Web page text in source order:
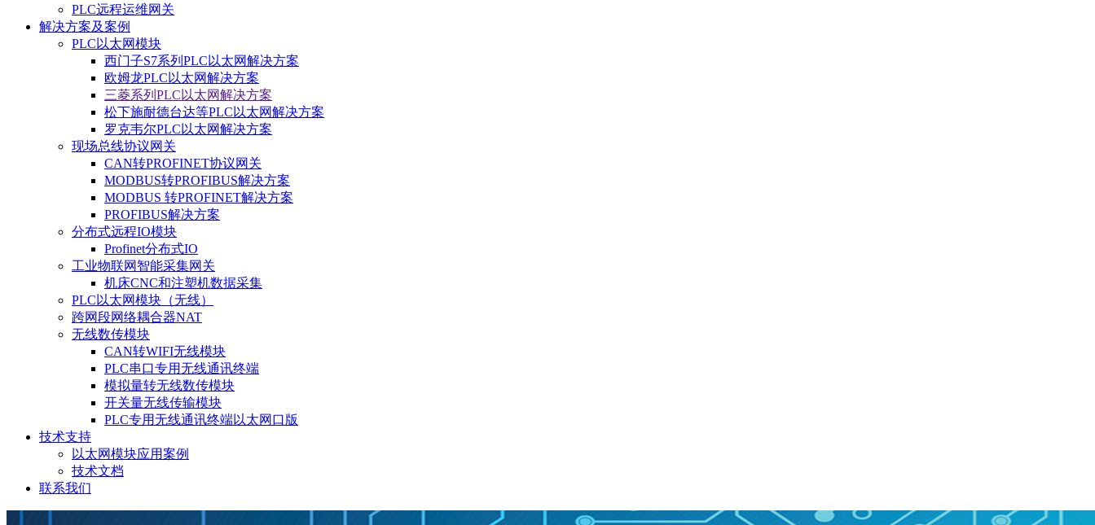
PLC远程运维网关
解决方案及案例
PLC以太网模块
西门子S7系列PLC以太网解决方案
欧姆龙PLC以太网解决方案
三菱系列PLC以太网解决方案
松下施耐德台达等PLC以太网解决方案
罗克韦尔PLC以太网解决方案
现场总线协议网关
CAN转PROFINET协议网关
MODBUS转PROFIBUS解决方案
MODBUS 转PROFINET解决方案
PROFIBUS解决方案
分布式远程IO模块
Profinet分布式IO
工业物联网智能采集网关
机床CNC和注塑机数据采集
PLC以太网模块（无线）
跨网段网络耦合器NAT
无线数传模块
CAN转WIFI无线模块
PLC串口专用无线通讯终端
模拟量转无线数传模块
开关量无线传输模块
PLC专用无线通讯终端以太网口版
技术支持
以太网模块应用案例
技术文档
联系我们